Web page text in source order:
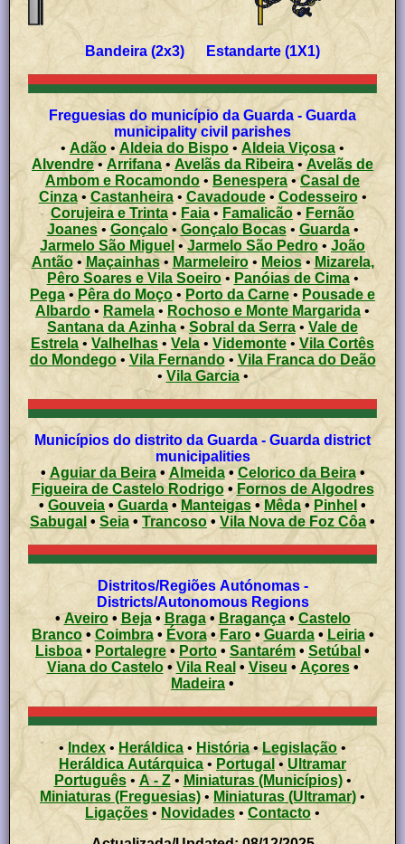
Bandeira (2x3) Estandarte (1X1)
Freguesias do município da Guarda - Guarda
municipality civil parishes
• Adão •Aldeia do Bispo • Aldeia Viçosa•
Alvendre •Arrifana • Avelãs da Ribeira • Avelãs de
Ambom e Rocamondo • Benespera •Casal de
Cinza • Castanheira• Cavadoude•Codesseiro•
Corujeira e Trinta • Faia • Famalicão • Fernão
Joanes•Gonçalo•Gonçalo Bocas• Guarda•
Jarmelo São Miguel •Jarmelo São Pedro • João
Antão• Maçainhas• Marmeleiro • Meios• Mizarela,
Pêro Soares e Vila Soeiro • Panóias de Cima•
Pega•Pêra do Moço• Porto da Carne • Pousade e
Albardo • Ramela • Rochoso e Monte Margarida •
Santana da Azinha•Sobral da Serra • Vale de
Estrela • Valhelhas• Vela • Videmonte • Vila Cortês
do Mondego• Vila Fernando• Vila Franca do Deão
• Vila Garcia •
Municípios do distrito da Guarda - Guarda district
municipalities
• Aguiar da Beira• Almeida•Celorico da Beira•
Figueira de Castelo Rodrigo•Fornos de Algodres
• Gouveia •Guarda •Manteigas • Mêda • Pinhel •
Sabugal • Seia • Trancoso • Vila Nova de Foz Côa •
Distritos/Regiões Autónomas -
Districts/Autonomous Regions
•Aveiro• Beja• Braga• Bragança• Castelo
Branco•Coimbra• Évora•Faro• Guarda• Leiria•
Lisboa • Portalegre • Porto • Santarém • Setúbal •
Viana do Castelo•Vila Real • Viseu • Açores •
Madeira •
• Index •Heráldica • História •Legislação •
Heráldica Autárquica • Portugal • Ultramar
Português• A - Z• Miniaturas (Municípios)•
Miniaturas (Freguesias) • Miniaturas (Ultramar)•
Ligações• Novidades • Contacto •